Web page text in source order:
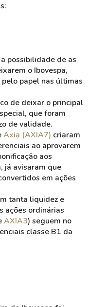
possibilidade de as
o Ibovespa,
papel nas últimas
de deixar o principal
que foram
de validade.
Axia (AXIA7) criaram
ao aprovarem
aos
já avisaram que
em ações
tanta liquidez e
ações ordinárias
AXIA3) seguem no
classe B1 da